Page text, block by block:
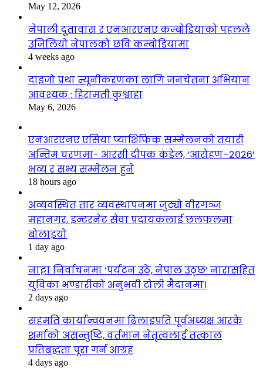
May 12, 2026
नेपाली दूतावास र एनआरएनए कम्बोडियाको पहलले
उजिलियो नेपालको छवि कम्बोडियामा
4 weeks ago
दाइजो प्रथा न्यूनीकरणका लागि जनचेतना अभियान
आवश्यक : हिरामती कुश्वाहा
May 6, 2026
एनआरएनए एसिया प्याशिफिक सम्मेलनको तयारी
अन्तिम चरणमा- आरसी दीपक कंडेल, ‘आरोहण–२०२६’
भव्य र सभ्य सम्मेलन हुने
18 hours ago
अव्यवस्थित तार व्यवस्थापनमा जुट्यो वीरगञ्ज
महानगर, इन्टरनेट सेवा प्रदायकलाई छलफलमा
बोलाइयो
1 day ago
नाट्टा निर्वाचनमा ‘पर्यटन उठे, नेपाल उठ्छ’ नारासहित
युविका भण्डारीको अनुभवी टोली मैदानमा।
2 days ago
सहमति कार्यान्वयनमा ढिलाइप्रति पूर्वअध्यक्ष आरके
शर्माको असन्तुष्टि, वर्तमान नेतृत्वलाई तत्काल
प्रतिबद्धता पूरा गर्न आग्रह
4 days ago